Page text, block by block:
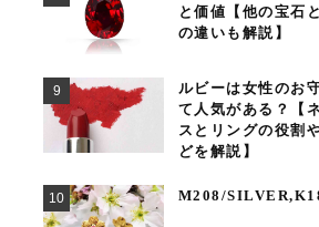
と価値【他の宝石
の違いも解説】
ルビーは女性のお
て人気がある？【
スとリングの役割
どを解説】
M208/